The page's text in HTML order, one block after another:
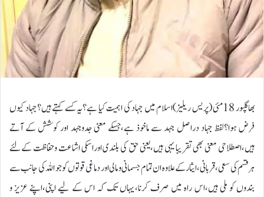
بھاگلپور 18مئی (پریس ریلیز)اسلام میں جہاد کی اہمیت کیا ہے؟یہ کسے کہتے ہیں؟جہاد کیوں
فرض ہوا؟لفظ جہاد دراصل جہد سے ماخوذ ہے،جسکے معنی جدوجہد اور کوشش کے آتے
ہیں،اصطلاحی معنی بھی تقریبا یہی ہیں،یعنی حق کی بلندی اوراسکی اشاعت وحفاظت کےلئے
ہرقسم کی سعی،قربانی،ایثار کےعلاوہ ان تمام جسمانی و مالی اور دماغی قوتوں کو جو اللہ کی جانب سے
بندوں کو ملی ہیں،اس راہ میں صرف کرنا،یہاں تک کہ اس کے لیے اپنی،اپنے عزیز و